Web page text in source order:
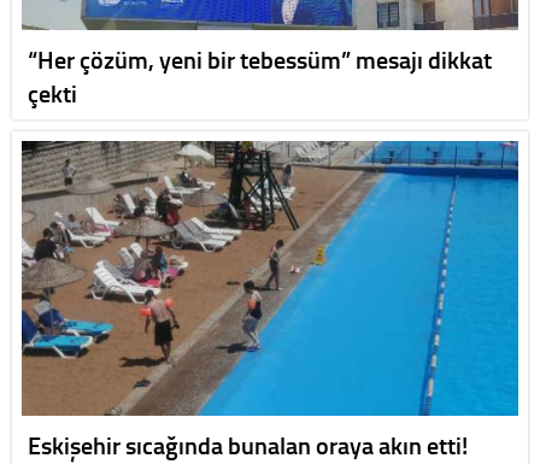
“Her çözüm, yeni bir tebessüm” mesajı dikkat
çekti
Eskişehir sıcağında bunalan oraya akın etti!